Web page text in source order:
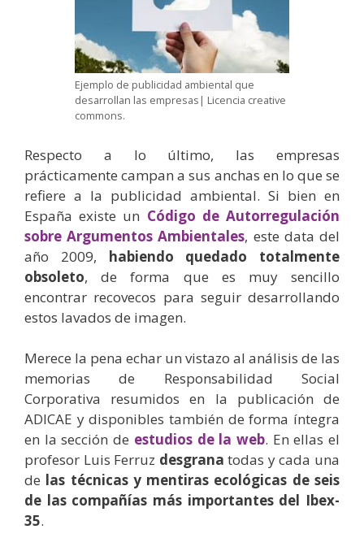
Ejemplo de publicidad ambiental que
desarrollan las empresas| Licencia creative
commons.
Respecto a lo último, las empresas
prácticamente campan a sus anchas en lo que se
refiere a la publicidad ambiental. Si bien en
España existe un Código de Autorregulación
sobre Argumentos Ambientales, este data del
año 2009, habiendo quedado totalmente
obsoleto, de forma que es muy sencillo
encontrar recovecos para seguir desarrollando
estos lavados de imagen.
Merece la pena echar un vistazo al análisis de las
memorias de Responsabilidad Social
Corporativa resumidos en la publicación de
ADICAE y disponibles también de forma íntegra
en la sección de estudios de la web. En ellas el
profesor Luis Ferruz desgrana todas y cada una
de las técnicas y mentiras ecológicas de seis
de las compañías más importantes del Ibex-
35.